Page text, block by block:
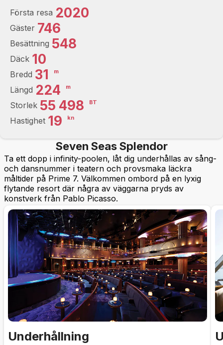
Första resa 2020
Gäster 746
Besättning 548
Däck 10
Bredd 31 m
Längd 224 m
Storlek 55 498 BT
Hastighet 19 kn
Seven Seas Splendor
Ta ett dopp i infinity-poolen, låt dig underhållas av sång-
och dansnummer i teatern och provsmaka läckra
måltider på Prime 7. Välkommen ombord på en lyxig
flytande resort där några av väggarna pryds av
konstverk från Pablo Picasso.
Underhållning